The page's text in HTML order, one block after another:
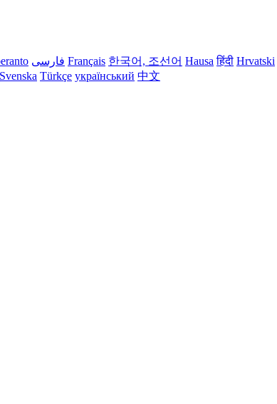
فارسی Français 한국어, 조선어 Hausa हिंदी Hrvatski
Svenska Türkçe український 中文